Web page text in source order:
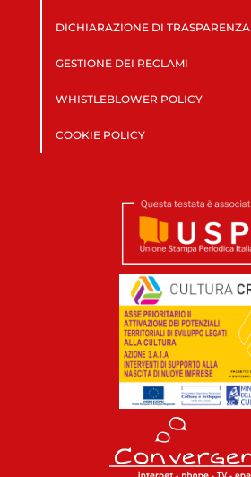
DICHIARAZIONE DI TRASPARENZA
GESTIONE DEI RECLAMI
WHISTLEBLOWER POLICY
COOKIE POLICY